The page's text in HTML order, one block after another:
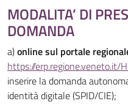
MODALITA’ DI
DOMANDA
a)onlinesul portale
https://erp.regione.veneto.it/
inserire la domanda
identità digitale (SPID/CIE);